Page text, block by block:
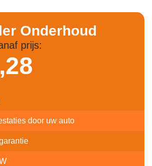
Onderhoud
prijs:
28
door uw auto